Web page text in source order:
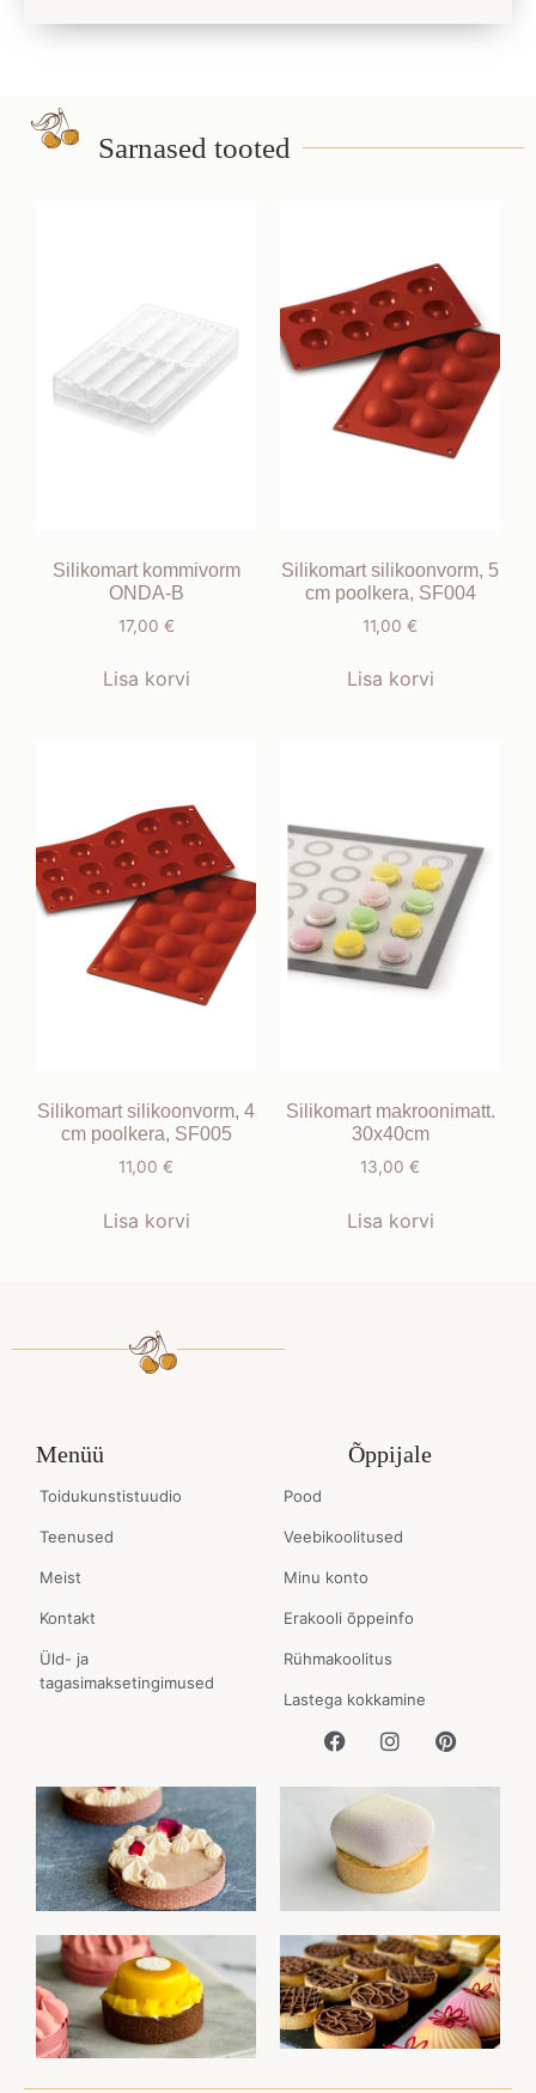
Sarnased tooted
Silikomart kommivorm
ONDA-B
17,00 €
Lisa korvi
Silikomart silikoonvorm, 5
cm poolkera, SF004
11,00 €
Lisa korvi
Silikomart silikoonvorm, 4
cm poolkera, SF005
11,00 €
Lisa korvi
Silikomart makroonimatt.
30x40cm
13,00 €
Lisa korvi
Menüü
Toidukunstistuudio
Teenused
Meist
Kontakt
Üld- ja
tagasimaksetingimused
Õppijale
Pood
Veebikoolitused
Minu konto
Erakooli õppeinfo
Rühmakoolitus
Lastega kokkamine